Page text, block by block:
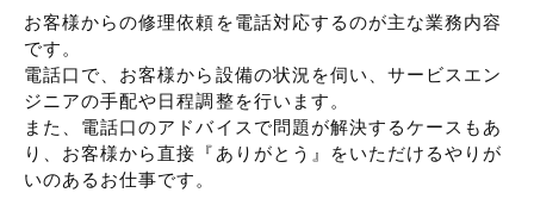
お客様からの修理依頼を電話対応するのが主な業務内容
です。
電話口で、お客様から設備の状況を伺い、サービスエン
ジニアの手配や日程調整を行います。
また、電話口のアドバイスで問題が解決するケースもあ
り、お客様から直接『ありがとう』をいただけるやりが
いのあるお仕事です。